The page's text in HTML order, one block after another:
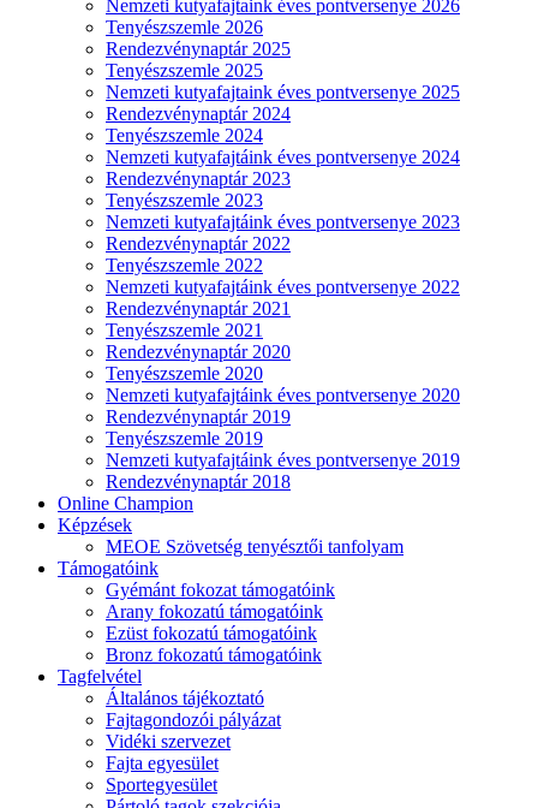
Nemzeti kutyafajtaink éves pontversenye 2026
Tenyészszemle 2026
Rendezvénynaptár 2025
Tenyészszemle 2025
Nemzeti kutyafajtaink éves pontversenye 2025
Rendezvénynaptár 2024
Tenyészszemle 2024
Nemzeti kutyafajtáink éves pontversenye 2024
Rendezvénynaptár 2023
Tenyészszemle 2023
Nemzeti kutyafajtáink éves pontversenye 2023
Rendezvénynaptár 2022
Tenyészszemle 2022
Nemzeti kutyafajtáink éves pontversenye 2022
Rendezvénynaptár 2021
Tenyészszemle 2021
Rendezvénynaptár 2020
Tenyészszemle 2020
Nemzeti kutyafajtáink éves pontversenye 2020
Rendezvénynaptár 2019
Tenyészszemle 2019
Nemzeti kutyafajtáink éves pontversenye 2019
Rendezvénynaptár 2018
Online Champion
Képzések
MEOE Szövetség tenyésztői tanfolyam
Támogatóink
Gyémánt fokozat támogatóink
Arany fokozatú támogatóink
Ezüst fokozatú támogatóink
Bronz fokozatú támogatóink
Tagfelvétel
Általános tájékoztató
Fajtagondozói pályázat
Vidéki szervezet
Fajta egyesület
Sportegyesület